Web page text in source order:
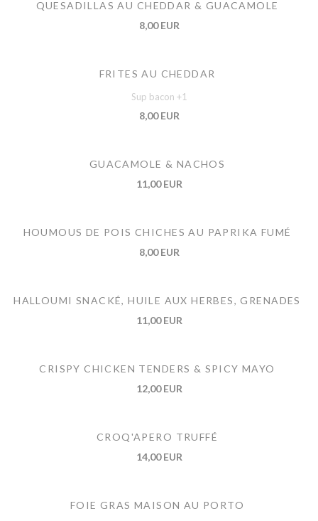
QUESADILLAS AU CHEDDAR & GUACAMOLE
8,00 EUR
FRITES AU CHEDDAR
Sup bacon +1
8,00 EUR
GUACAMOLE & NACHOS
11,00 EUR
HOUMOUS DE POIS CHICHES AU PAPRIKA FUMÉ
8,00 EUR
HALLOUMI SNACKÉ, HUILE AUX HERBES, GRENADES
11,00 EUR
CRISPY CHICKEN TENDERS & SPICY MAYO
12,00 EUR
CROQ'APERO TRUFFÉ
14,00 EUR
FOIE GRAS MAISON AU PORTO